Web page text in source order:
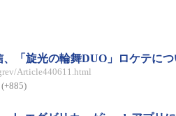
、「旋光の輪舞DUO」ロケテに
Article440611.html
(+885)